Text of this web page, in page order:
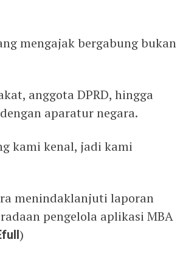
mengajak bergabung bukan
anggota DPRD, hingga
aparatur negara.
kami kenal, jadi kami
menindaklanjuti laporan
pengelola aplikasi MBA
)